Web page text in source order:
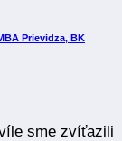
Prievidza, BK
sme zvíťazili